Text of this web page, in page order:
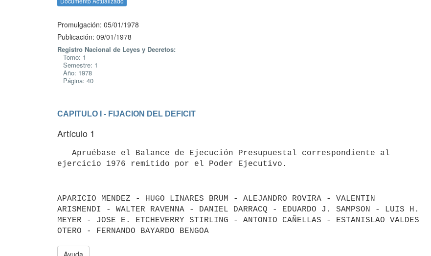
Promulgación: 05/01/1978
Publicación: 09/01/1978
Registro Nacional de Leyes y Decretos:
Tomo: 1
Semestre: 1
Año: 1978
Página: 40
CAPITULO I - FIJACION DEL DEFICIT
Artículo 1
APARICIO MENDEZ - HUGO LINARES BRUM - ALEJANDRO ROVIRA - VALENTIN
ARISMENDI - WALTER RAVENNA - DANIEL DARRACQ - EDUARDO J. SAMPSON - LUIS H.
MEYER - JOSE E. ETCHEVERRY STIRLING - ANTONIO CAÑELLAS - ESTANISLAO VALDES
Ayuda